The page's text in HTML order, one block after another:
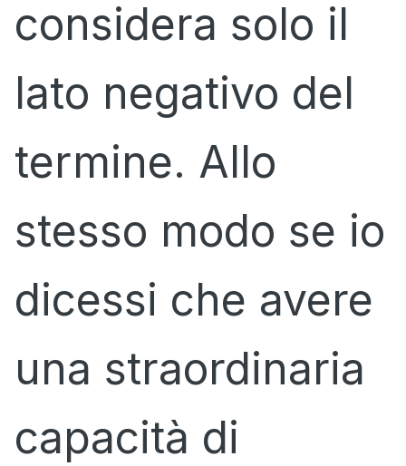
considera solo il
lato negativo del
termine. Allo
stesso modo se io
dicessi che avere
una straordinaria
capacità di